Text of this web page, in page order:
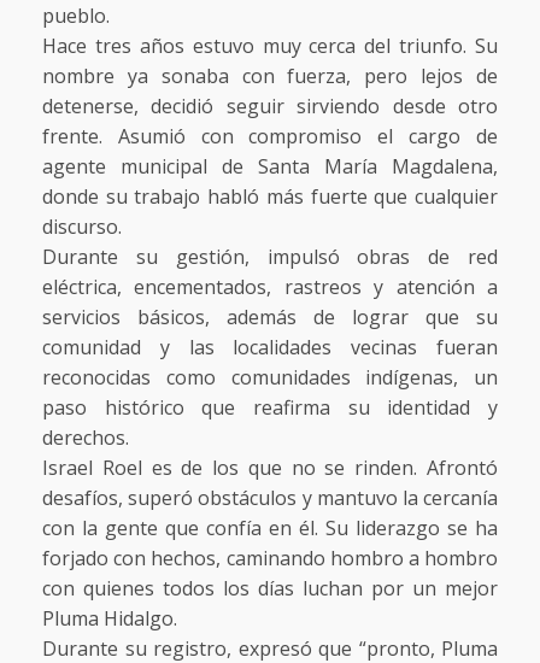
pueblo.
Hace tres años estuvo muy cerca del triunfo. Su
nombre ya sonaba con fuerza, pero lejos de
detenerse, decidió seguir sirviendo desde otro
frente. Asumió con compromiso el cargo de
agente municipal de Santa María Magdalena,
donde su trabajo habló más fuerte que cualquier
discurso.
Durante su gestión, impulsó obras de red
eléctrica, encementados, rastreos y atención a
servicios básicos, además de lograr que su
comunidad y las localidades vecinas fueran
reconocidas como comunidades indígenas, un
paso histórico que reafirma su identidad y
derechos.
Israel Roel es de los que no se rinden. Afrontó
desafíos, superó obstáculos y mantuvo la cercanía
con la gente que confía en él. Su liderazgo se ha
forjado con hechos, caminando hombro a hombro
con quienes todos los días luchan por un mejor
Pluma Hidalgo.
Durante su registro, expresó que “pronto, Pluma